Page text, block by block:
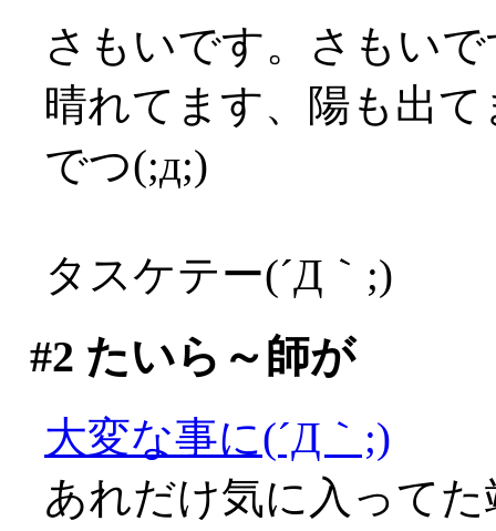
さもいです。さもい
晴れてます、陽も出
でつ(;д;)
タスケテー(´Д｀;)
#2 たいら～師が
大変な事に(´Д｀;)
あれだけ気に入って